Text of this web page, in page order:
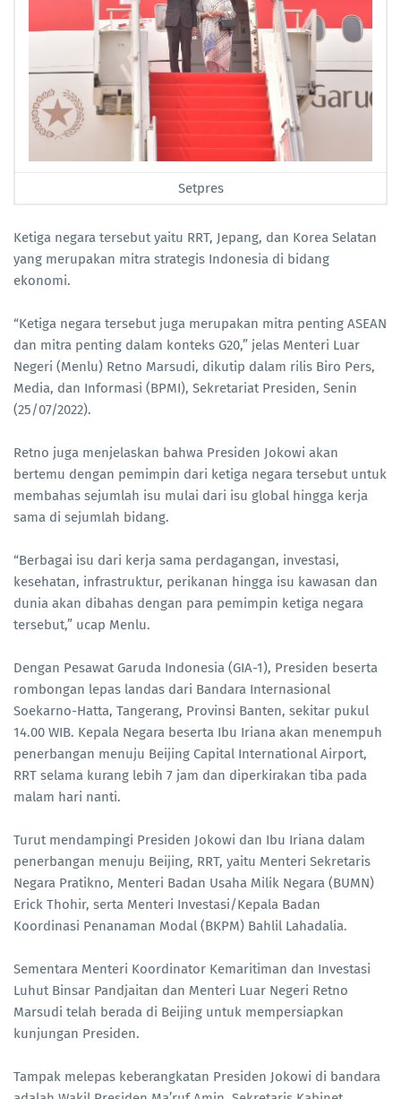
Setpres
Ketiga negara tersebut yaitu RRT, Jepang, dan Korea Selatan
yang merupakan mitra strategis Indonesia di bidang
ekonomi.
“Ketiga negara tersebut juga merupakan mitra penting ASEAN
dan mitra penting dalam konteks G20,” jelas Menteri Luar
Negeri (Menlu) Retno Marsudi, dikutip dalam rilis Biro Pers,
Media, dan Informasi (BPMI), Sekretariat Presiden, Senin
(25/07/2022).
Retno juga menjelaskan bahwa Presiden Jokowi akan
bertemu dengan pemimpin dari ketiga negara tersebut untuk
membahas sejumlah isu mulai dari isu global hingga kerja
sama di sejumlah bidang.
“Berbagai isu dari kerja sama perdagangan, investasi,
kesehatan, infrastruktur, perikanan hingga isu kawasan dan
dunia akan dibahas dengan para pemimpin ketiga negara
tersebut,” ucap Menlu.
Dengan Pesawat Garuda Indonesia (GIA-1), Presiden beserta
rombongan lepas landas dari Bandara Internasional
Soekarno-Hatta, Tangerang, Provinsi Banten, sekitar pukul
14.00 WIB. Kepala Negara beserta Ibu Iriana akan menempuh
penerbangan menuju Beijing Capital International Airport,
RRT selama kurang lebih 7 jam dan diperkirakan tiba pada
malam hari nanti.
Turut mendampingi Presiden Jokowi dan Ibu Iriana dalam
penerbangan menuju Beijing, RRT, yaitu Menteri Sekretaris
Negara Pratikno, Menteri Badan Usaha Milik Negara (BUMN)
Erick Thohir, serta Menteri Investasi/Kepala Badan
Koordinasi Penanaman Modal (BKPM) Bahlil Lahadalia.
Sementara Menteri Koordinator Kemaritiman dan Investasi
Luhut Binsar Pandjaitan dan Menteri Luar Negeri Retno
Marsudi telah berada di Beijing untuk mempersiapkan
kunjungan Presiden.
Tampak melepas keberangkatan Presiden Jokowi di bandara